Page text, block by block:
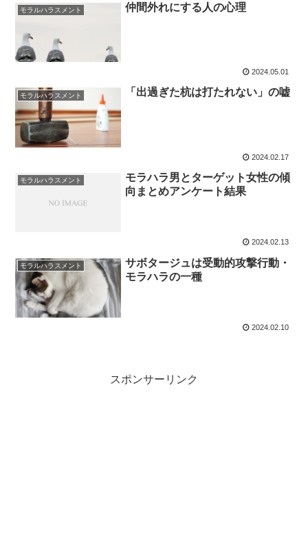
モラルハラスメント 仲間外れにする人の心理
2024.05.01
モラルハラスメント 「出過ぎた杭は打たれない」の嘘
2024.02.17
モラルハラスメント
モラハラ男とターゲット女性の傾
向まとめアンケート結果
2024.02.13
モラルハラスメント
サボタージュは受動的攻撃行動・
モラハラの一種
2024.02.10
スポンサーリンク